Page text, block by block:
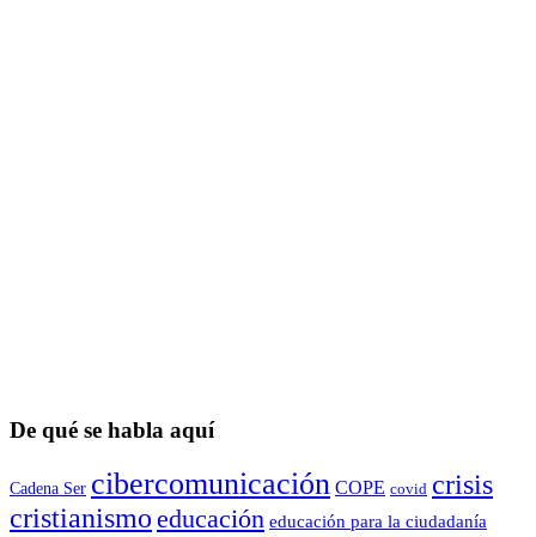
De qué se habla aquí
Cadena Ser cibercomunicación COPE covid crisis
cristianismo educación educación para la ciudadaní­a